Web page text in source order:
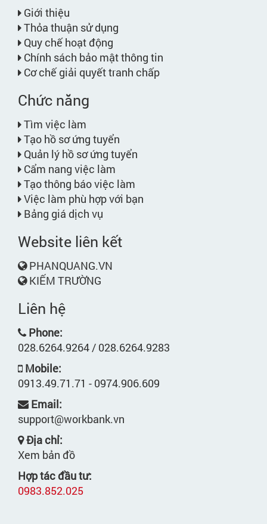
Giới thiệu
Thỏa thuận sử dụng
Quy chế hoạt động
Chính sách bảo mật thông tin
Cơ chế giải quyết tranh chấp
Chức năng
Tìm việc làm
Tạo hồ sơ ứng tuyển
Quản lý hồ sơ ứng tuyển
Cẩm nang việc làm
Tạo thông báo việc làm
Việc làm phù hợp với bạn
Bảng giá dịch vụ
Website liên kết
PHANQUANG.VN
KIẾM TRƯỜNG
Liên hệ
Phone:
028.6264.9264 / 028.6264.9283
Mobile:
0913.49.71.71 - 0974.906.609
Email:
support@workbank.vn
Địa chỉ:
Xem bản đồ
Hợp tác đầu tư:
0983.852.025